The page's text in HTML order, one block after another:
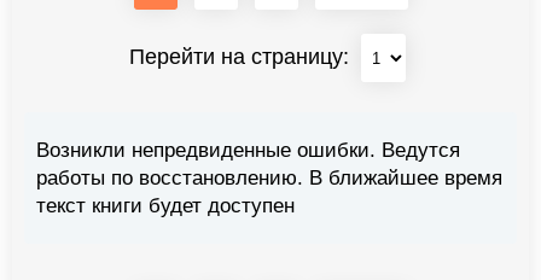
Перейти на страницу:
Возникли непредвиденные ошибки. Ведутся
работы по восстановлению. В ближайшее время
текст книги будет доступен